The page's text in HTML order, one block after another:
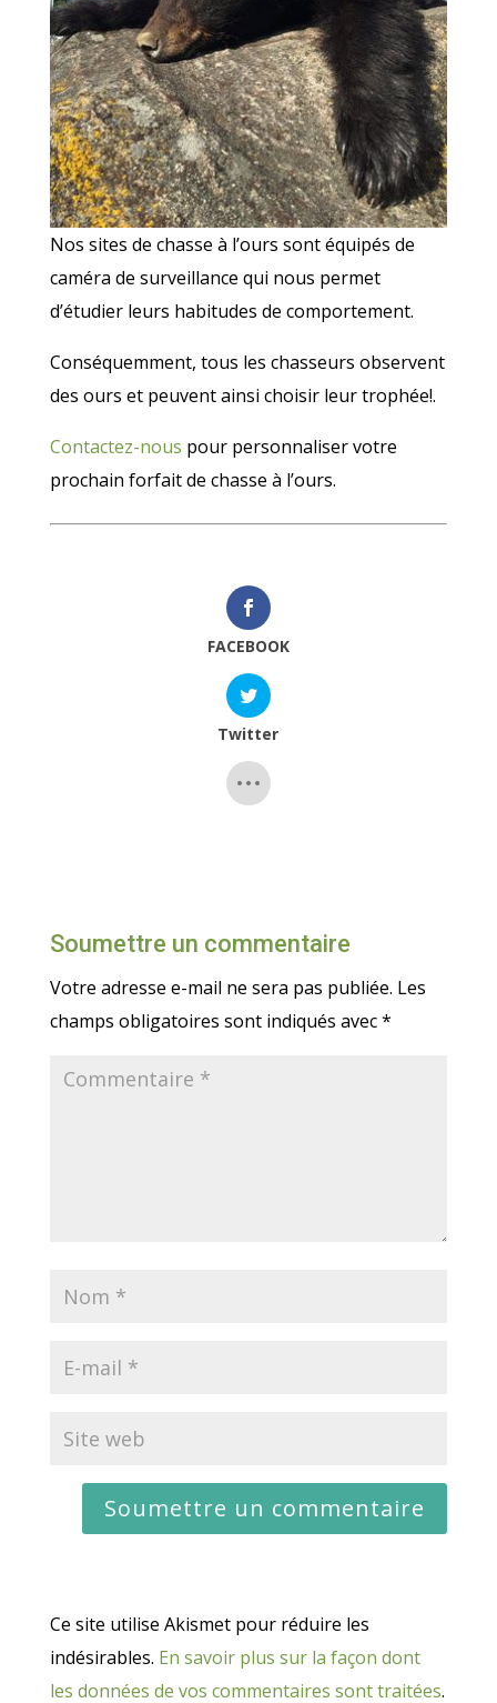
Nos sites de chasse à l’ours sont équipés de
caméra de surveillance qui nous permet
d’étudier leurs habitudes de comportement.
Conséquemment, tous les chasseurs observent
des ours et peuvent ainsi choisir leur trophée!.
Contactez-nous pour personnaliser votre
prochain forfait de chasse à l’ours.
FACEBOOK
Twitter
Soumettre un commentaire
Votre adresse e-mail ne sera pas publiée. Les
champs obligatoires sont indiqués avec*
Ce site utilise Akismet pour réduire les
indésirables. En savoir plus sur la façon dont
les données de vos commentaires sont traitées.